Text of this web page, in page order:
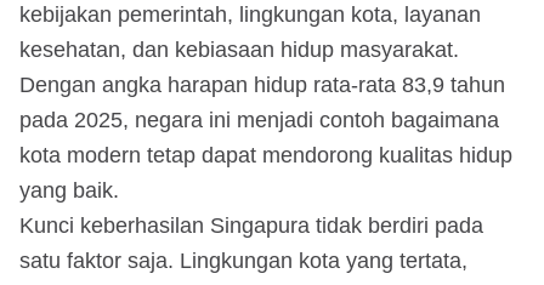
kebijakan pemerintah, lingkungan kota, layanan
kesehatan, dan kebiasaan hidup masyarakat.
Dengan angka harapan hidup rata-rata 83,9 tahun
pada 2025, negara ini menjadi contoh bagaimana
kota modern tetap dapat mendorong kualitas hidup
yang baik.
Kunci keberhasilan Singapura tidak berdiri pada
satu faktor saja. Lingkungan kota yang tertata,